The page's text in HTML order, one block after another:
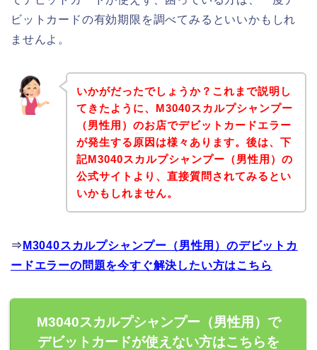
ビットカードの有効期限を調べてみるといいかもしれ
ませんよ。
いかがだったでしょうか？これまで説明し
てきたように、M3040スカルプシャンプー
（男性用）のお店でデビットカードエラー
が発生する原因は様々あります。後は、下
記M3040スカルプシャンプー（男性用）の
公式サイトより、直接質問されてみるとい
いかもしれません。
⇒ M3040スカルプシャンプー（男性用）のデビットカ
ードエラーの問題を今すぐ解決したい方はこちら
M3040スカルプシャンプー（男性用）で
デビットカードが使えない方はこちらを